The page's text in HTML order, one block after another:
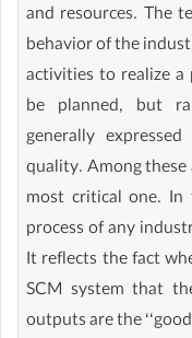
and resources. The
behavior of the
activities to realize a
be planned, but
generally
quality. Among
most critical one.
process of any
It reflects the fact
SCM system that
outputs are the